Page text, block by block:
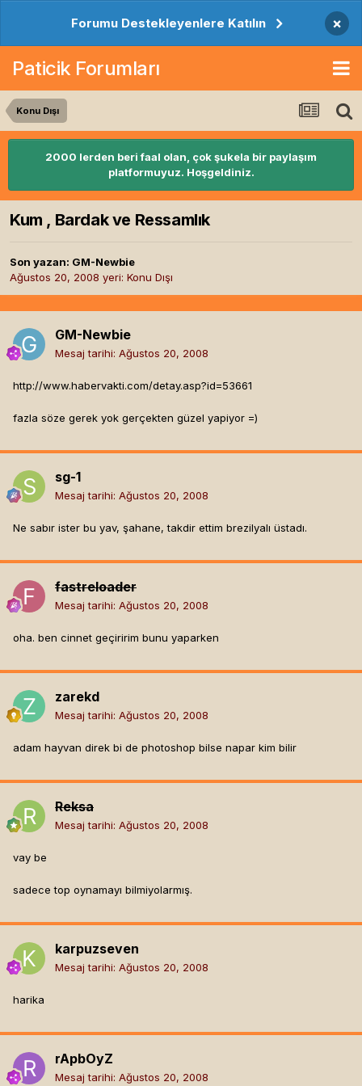
Forumu Destekleyenlere Katılın ×
Paticik Forumları
Konu Dışı
2000 lerden beri faal olan, çok şukela bir paylaşım
platformuyuz. Hoşgeldiniz.
Kum , Bardak ve Ressamlık
Son yazan: GM-Newbie
Ağustos 20, 2008 yeri: Konu Dışı
GM-Newbie
Mesaj tarihi: Ağustos 20, 2008
http://www.habervakti.com/detay.asp?id=53661
fazla söze gerek yok gerçekten güzel yapiyor =)
sg-1
Mesaj tarihi: Ağustos 20, 2008
Ne sabır ister bu yav, şahane, takdir ettim brezilyalı üstadı.
fastreloader
Mesaj tarihi: Ağustos 20, 2008
oha. ben cinnet geçiririm bunu yaparken
zarekd
Mesaj tarihi: Ağustos 20, 2008
adam hayvan direk bi de photoshop bilse napar kim bilir
Reksa
Mesaj tarihi: Ağustos 20, 2008
vay be
sadece top oynamayı bilmiyolarmış.
karpuzseven
Mesaj tarihi: Ağustos 20, 2008
harika
rApbOyZ
Mesaj tarihi: Ağustos 20, 2008